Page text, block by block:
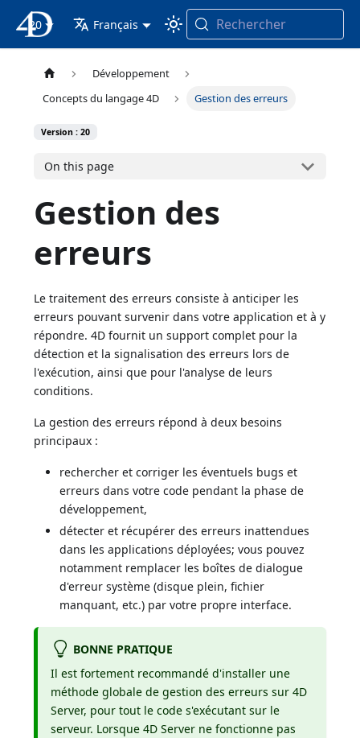
4D Documentation
20 Français Rechercher
Développement
Concepts du langage 4D
Gestion des erreurs
Version : 20
On this page
Gestion des
erreurs
Le traitement des erreurs consiste à anticiper les
erreurs pouvant survenir dans votre application et à y
répondre. 4D fournit un support complet pour la
détection et la signalisation des erreurs lors de
l'exécution, ainsi que pour l'analyse de leurs
conditions.
La gestion des erreurs répond à deux besoins
principaux :
rechercher et corriger les éventuels bugs et
erreurs dans votre code pendant la phase de
développement,
détecter et récupérer des erreurs inattendues
dans les applications déployées; vous pouvez
notamment remplacer les boîtes de dialogue
d'erreur système (disque plein, fichier
manquant, etc.) par votre propre interface.
BONNE PRATIQUE
Il est fortement recommandé d'installer une
méthode globale de gestion des erreurs sur 4D
Server, pour tout le code s'exécutant sur le
serveur. Lorsque 4D Server ne fonctionne pas